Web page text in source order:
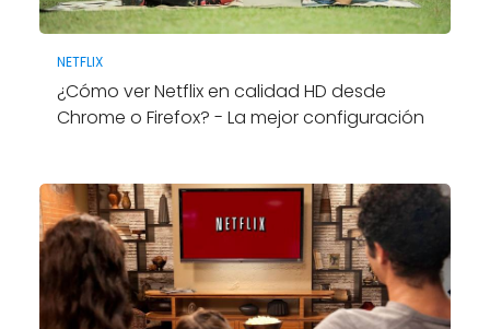
NETFLIX
¿Cómo ver Netflix en calidad HD desde
Chrome o Firefox? - La mejor configuración